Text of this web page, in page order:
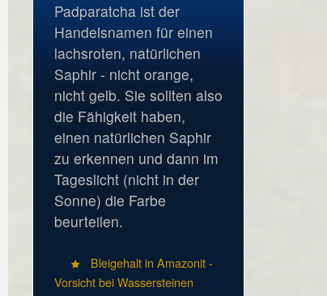
Padparatcha ist der
Handelsnamen für einen
lachsroten, natürlichen
Saphir - nicht orange,
nicht gelb. Sie sollten also
die Fähigkeit haben,
einen natürlichen Saphir
zu erkennen und dann im
Tageslicht (nicht in der
Sonne) die Farbe
beurteilen.
Bleigehalt in Amazonit -
Vorsicht bei Wassersteinen